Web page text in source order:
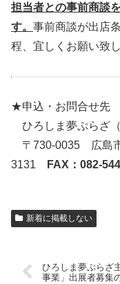
担当者との事前商談
す。 事前商談が出店
程、宜しくお願い致し
★申込・お問合せ先
ひろしま夢ぷらざ（
〒730-0035 広島
3131
FAX：082-
新着に掲載しない
ひろしま夢ぷらざ
事業」出展者募集